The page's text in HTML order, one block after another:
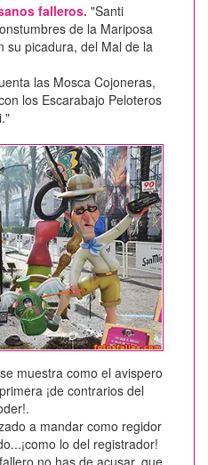
falleros. "Santi
de la Mariposa
su picadura, del Mal de la
las Mosca Cojoneras,
los Escarabajo Peloteros
muestra como el avispero
¡de contrarios del
a mandar como regidor
lo del registrador!